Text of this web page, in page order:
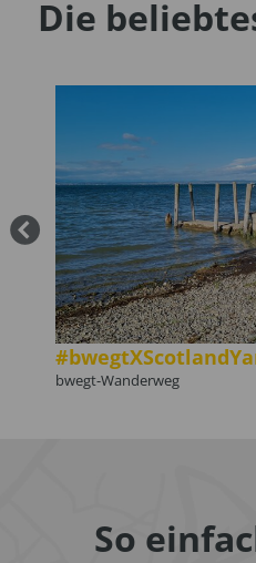
Die
bwegt-Wanderweg
So